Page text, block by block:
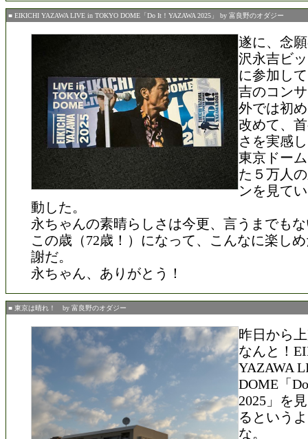
■ EIKICHI YAZAWA LIVE in TOKYO DOME「Do It！YAZAWA 2025」 by 富良野のオダジー
遂に、念
沢永吉ビ
に参加し
吉のコン
外では初
改めて、
さを実感
東京ドー
た５万人
ンを見て
動した。
永ちゃんの素晴らしさは今更、言うまでも
この歳（72歳！）になって、こんなに楽し
謝だ。
永ちゃん、ありがとう！
■ 東京は晴れ！ by 富良野のオダジー
昨日から
なんと！
YAZAWA
DOME「
2025」を
るという
な。